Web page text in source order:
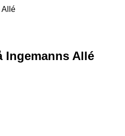
Allé
Allé